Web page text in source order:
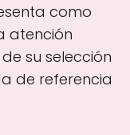
como
atención
su selección
de referencia